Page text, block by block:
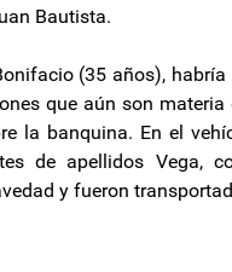
Bautista.
(35 años),
que aún son
la banquina. En el
de apellidos Vega,
y fueron
Productivos impulsa
confirma la salida de dos